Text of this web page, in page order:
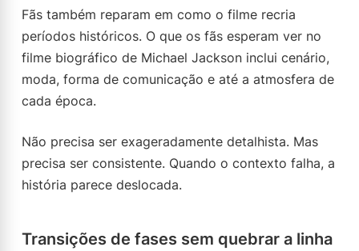
Fãs também reparam em como o filme recria
períodos históricos. O que os fãs esperam ver no
filme biográfico de Michael Jackson inclui cenário,
moda, forma de comunicação e até a atmosfera de
cada época.
Não precisa ser exageradamente detalhista. Mas
precisa ser consistente. Quando o contexto falha, a
história parece deslocada.
Transições de fases sem quebrar a linha